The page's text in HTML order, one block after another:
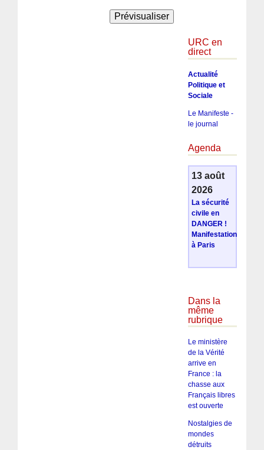
URC en
direct
Actualité
Politique et
Sociale
Le Manifeste -
le journal
Agenda
13 août
2026
La sécurité
civile en
DANGER !
Manifestation
à Paris
Dans la
même
rubrique
Le ministère
de la Vérité
arrive en
France : la
chasse aux
Français libres
est ouverte
Nostalgies de
mondes
détruits